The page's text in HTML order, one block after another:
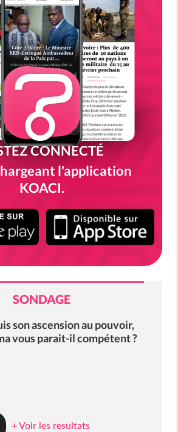
CONNECTÉ
l'application
KOACI.
SONDAGE
son ascension au pouvoir,
vous parait-il compétent ?
+ Voir les resultats